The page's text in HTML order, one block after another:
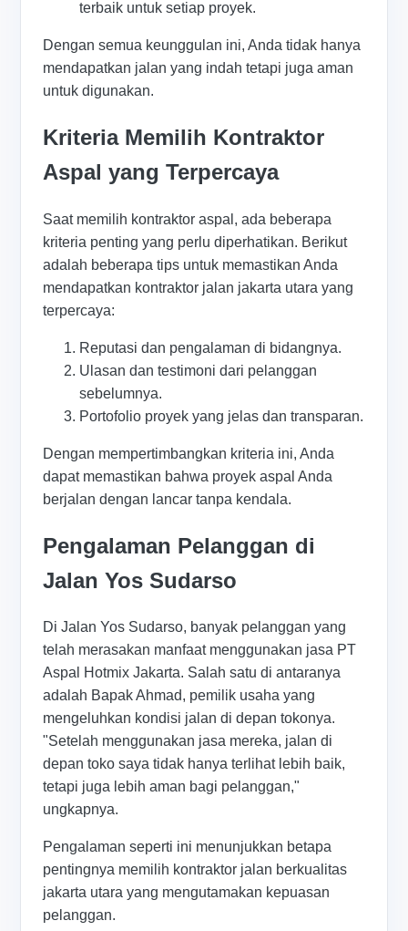
terbaik untuk setiap proyek.
Dengan semua keunggulan ini, Anda tidak hanya
mendapatkan jalan yang indah tetapi juga aman
untuk digunakan.
Kriteria Memilih Kontraktor
Aspal yang Terpercaya
Saat memilih kontraktor aspal, ada beberapa
kriteria penting yang perlu diperhatikan. Berikut
adalah beberapa tips untuk memastikan Anda
mendapatkan kontraktor jalan jakarta utara yang
terpercaya:
Reputasi dan pengalaman di bidangnya.
Ulasan dan testimoni dari pelanggan
sebelumnya.
Portofolio proyek yang jelas dan transparan.
Dengan mempertimbangkan kriteria ini, Anda
dapat memastikan bahwa proyek aspal Anda
berjalan dengan lancar tanpa kendala.
Pengalaman Pelanggan di
Jalan Yos Sudarso
Di Jalan Yos Sudarso, banyak pelanggan yang
telah merasakan manfaat menggunakan jasa PT
Aspal Hotmix Jakarta. Salah satu di antaranya
adalah Bapak Ahmad, pemilik usaha yang
mengeluhkan kondisi jalan di depan tokonya.
"Setelah menggunakan jasa mereka, jalan di
depan toko saya tidak hanya terlihat lebih baik,
tetapi juga lebih aman bagi pelanggan,"
ungkapnya.
Pengalaman seperti ini menunjukkan betapa
pentingnya memilih kontraktor jalan berkualitas
jakarta utara yang mengutamakan kepuasan
pelanggan.